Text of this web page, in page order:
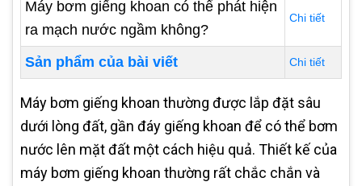
Máy bơm giếng khoan có thể phát hiện
ra mạch nước ngầm không?
Chi tiết
Sản phẩm của bài viết Chi tiết
Máy bơm giếng khoan thường được lắp đặt sâu
dưới lòng đất, gần đáy giếng khoan để có thể bơm
nước lên mặt đất một cách hiệu quả. Thiết kế của
máy bơm giếng khoan thường rất chắc chắn và